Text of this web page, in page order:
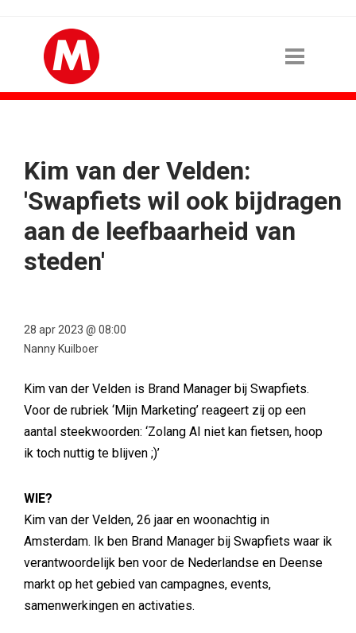
Kim van der Velden:
'Swapfiets wil ook bijdragen
aan de leefbaarheid van
steden'
28 apr 2023 @ 08:00
Nanny Kuilboer
Kim van der Velden is Brand Manager bij Swapfiets.
Voor de rubriek ‘Mijn Marketing’ reageert zij op een
aantal steekwoorden: ‘Zolang AI niet kan fietsen, hoop
ik toch nuttig te blijven ;)’
WIE?
Kim van der Velden, 26 jaar en woonachtig in
Amsterdam. Ik ben Brand Manager bij Swapfiets waar ik
verantwoordelijk ben voor de Nederlandse en Deense
markt op het gebied van campagnes, events,
samenwerkingen en activaties.